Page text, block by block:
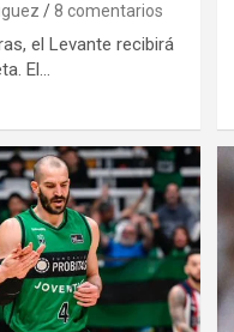
8 comentarios
el Levante recibirá
El…